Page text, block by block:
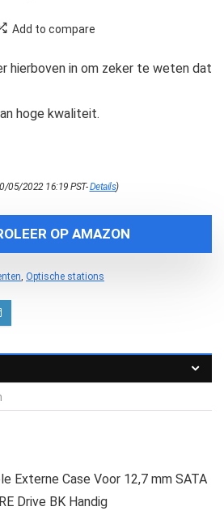
Add to compare
hierboven in om zeker te weten dat
hoge kwaliteit.
05/2022 16:19 PST-Details)
OP AMAZON
Optische stations
Externe Case Voor 12,7 mm SATA
Drive BK Handig